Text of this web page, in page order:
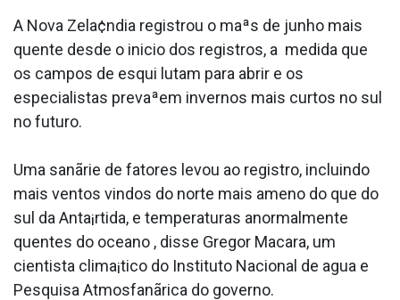
A Nova Zela¢ndia registrou o maªs de junho mais
quente desde o ini­cio dos registros, a medida que
os campos de esqui lutam para abrir e os
especialistas prevaªem invernos mais curtos no sul
no futuro.
Uma sanãrie de fatores levou ao registro, incluindo
mais ventos vindos do norte mais ameno do que do
sul da Anta¡rtida, e temperaturas anormalmente
quentes do oceano , disse Gregor Macara, um
cientista clima¡tico do Instituto Nacional de agua e
Pesquisa Atmosfanãrica do governo.